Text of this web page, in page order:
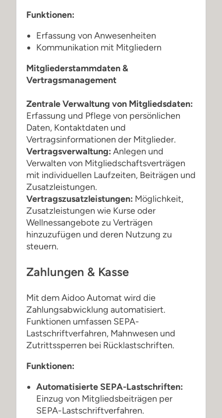
Funktionen:
Erfassung von Anwesenheiten
Kommunikation mit Mitgliedern
Mitgliederstammdaten &
Vertragsmanagement
Zentrale Verwaltung von Mitgliedsdaten:
Erfassung und Pflege von persönlichen
Daten, Kontaktdaten und
Vertragsinformationen der Mitglieder.
Vertragsverwaltung: Anlegen und
Verwalten von Mitgliedschaftsverträgen
mit individuellen Laufzeiten, Beiträgen und
Zusatzleistungen.
Vertragszusatzleistungen: Möglichkeit,
Zusatzleistungen wie Kurse oder
Wellnessangebote zu Verträgen
hinzuzufügen und deren Nutzung zu
steuern.
Zahlungen & Kasse
Mit dem Aidoo Automat wird die
Zahlungsabwicklung automatisiert.
Funktionen umfassen SEPA-
Lastschriftverfahren, Mahnwesen und
Zutrittssperren bei Rücklastschriften.
Funktionen:
Automatisierte SEPA-Lastschriften:
Einzug von Mitgliedsbeiträgen per
SEPA-Lastschriftverfahren.